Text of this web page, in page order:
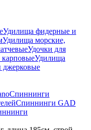
Удилища фидерные и
Удилища морские,
Удочки для
Удилища
джерковые
Спиннинги
Спиннинги GAD